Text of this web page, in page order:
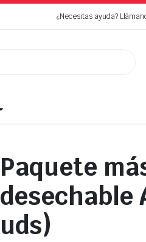
¿Necesitas ayuda?
Paquete
desechable
uds)